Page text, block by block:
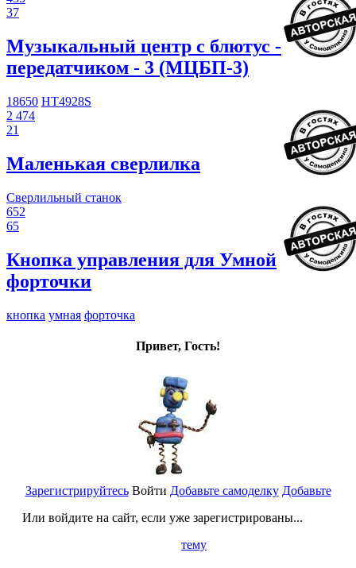
37
Музыкальный центр с блютус -
передатчиком - 3 (МЦБП-3)
18650 HT4928S
2 474
21
Маленькая сверлилка
Сверлильный станок
652
65
Кнопка управления для Умной
форточки
кнопка умная форточка
Привет, Гость!
Зарегистрируйтесь
Или войдите на сайт, если уже зарегистрированы...
Войти Добавьте самоделку Добавьте
тему